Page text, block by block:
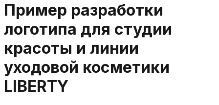
Пример разработки
логотипа для студии
красоты и линии
уходовой косметики
LIBERTY